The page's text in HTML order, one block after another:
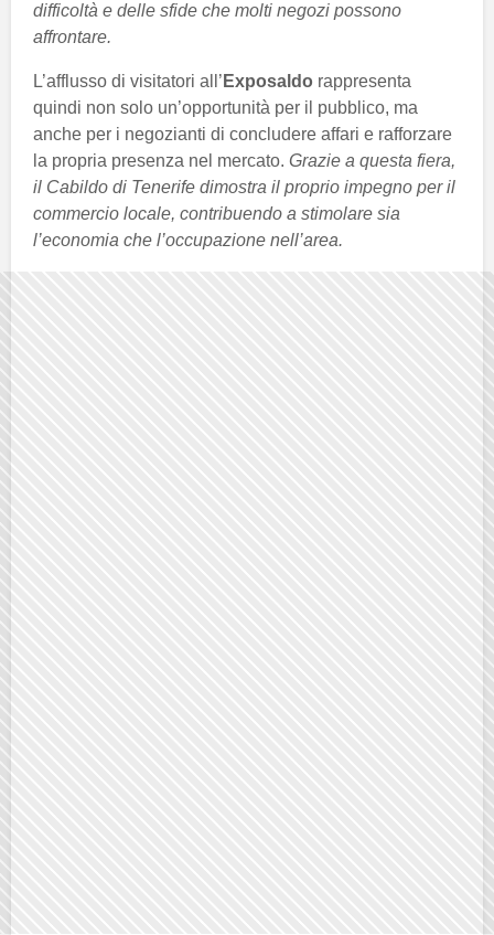
difficoltà e delle sfide che molti negozi possono
affrontare.
L’afflusso di visitatori all’ Exposaldo rappresenta
quindi non solo un’opportunità per il pubblico, ma
anche per i negozianti di concludere affari e rafforzare
la propria presenza nel mercato. Grazie a questa fiera,
il Cabildo di Tenerife dimostra il proprio impegno per il
commercio locale, contribuendo a stimolare sia
l’economia che l’occupazione nell’area.